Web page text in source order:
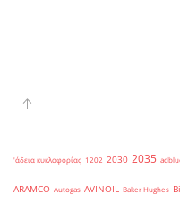
'άδεια κυκλοφορίας 1202 2030 2035
ARAMCO Autogas AVINOIL Baker Hughes